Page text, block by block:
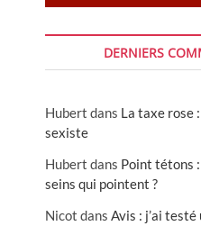
DERNIERS
Hubert dans La taxe rose
sexiste
Hubert dans Point tétons
seins qui pointent ?
Nicot dans Avis : j’ai